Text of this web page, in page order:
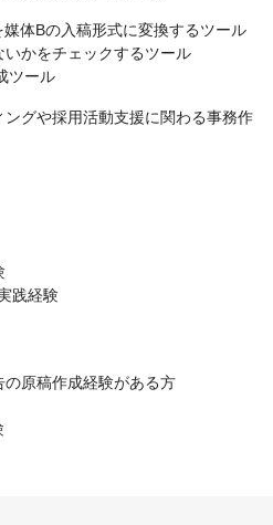
媒体Bの入稿形式に変換するツール
いかをチェックするツール
ツール
グや採用活動支援に関わる事務作
践経験
の原稿作成経験がある方